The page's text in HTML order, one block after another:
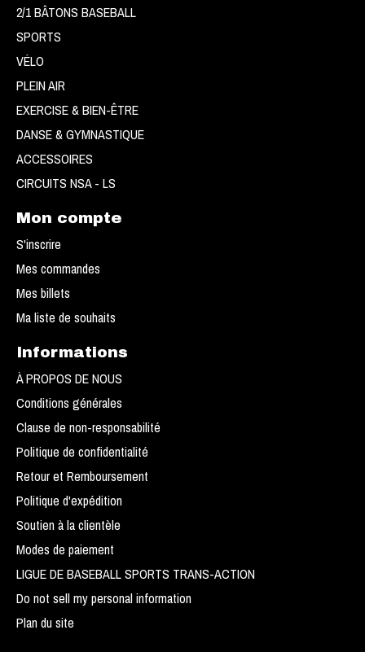
2/1 BÂTONS BASEBALL
SPORTS
VÉLO
PLEIN AIR
EXERCISE & BIEN-ÊTRE
DANSE & GYMNASTIQUE
ACCESSOIRES
CIRCUITS NSA - LS
Mon compte
S'inscrire
Mes commandes
Mes billets
Ma liste de souhaits
Informations
À PROPOS DE NOUS
Conditions générales
Clause de non-responsabilité
Politique de confidentialité
Retour et Remboursement
Politique d'expédition
Soutien à la clientèle
Modes de paiement
LIGUE DE BASEBALL SPORTS TRANS-ACTION
Do not sell my personal information
Plan du site